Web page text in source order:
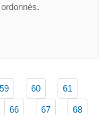
59 60 61
66 67 68